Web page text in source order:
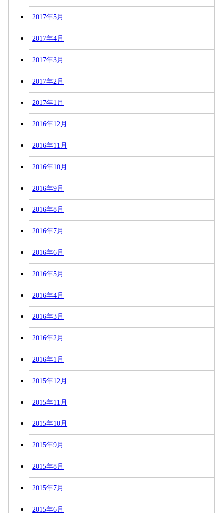
2017年5月
2017年4月
2017年3月
2017年2月
2017年1月
2016年12月
2016年11月
2016年10月
2016年9月
2016年8月
2016年7月
2016年6月
2016年5月
2016年4月
2016年3月
2016年2月
2016年1月
2015年12月
2015年11月
2015年10月
2015年9月
2015年8月
2015年7月
2015年6月